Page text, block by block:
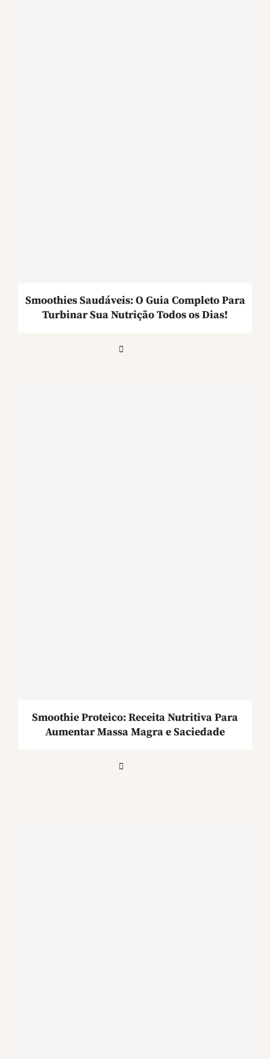
Smoothies Saudáveis: O Guia Completo Para
Turbinar Sua Nutrição Todos os Dias!
Smoothie Proteico: Receita Nutritiva Para
Aumentar Massa Magra e Saciedade